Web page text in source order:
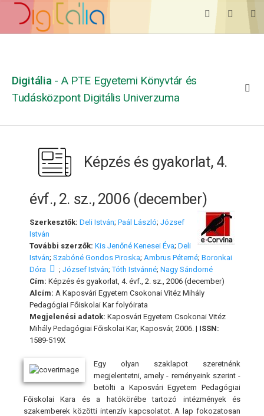
Digitália - A PTE Egyetemi Könyvtár és
Tudásközpont Digitális Univerzuma
Képzés és gyakorlat, 4.
évf., 2. sz., 2006 (december)
Szerkesztők: Deli István; Paál László; József
István
További szerzők: Kis Jenőné Kenesei Éva; Deli
István; Szabóné Gondos Piroska; Ambrus Péterné; Boronkai
Dóra
; József István;Tóth Istvánné; Nagy Sándorné
Cím: Képzés és gyakorlat, 4. évf., 2. sz., 2006 (december)
Alcím: A Kaposvári Egyetem Csokonai Vitéz Mihály
Pedagógiai Főiskolai Kar folyóirata
Megjelenési adatok: Kaposvári Egyetem Csokonai Vitéz
Mihály Pedagógiai Főiskolai Kar, Kaposvár, 2006. | ISSN:
1589-519X
Egy olyan szaklapot szeretnénk
megjelentetni, amely - reményeink szerint -
betölti a Kaposvári Egyetem Pedagógiai
Főiskolai Kara és a hatókörébe tartozó intézmények és
szakemberek közötti intenzív kapcsolatot. A lap fokozatosan